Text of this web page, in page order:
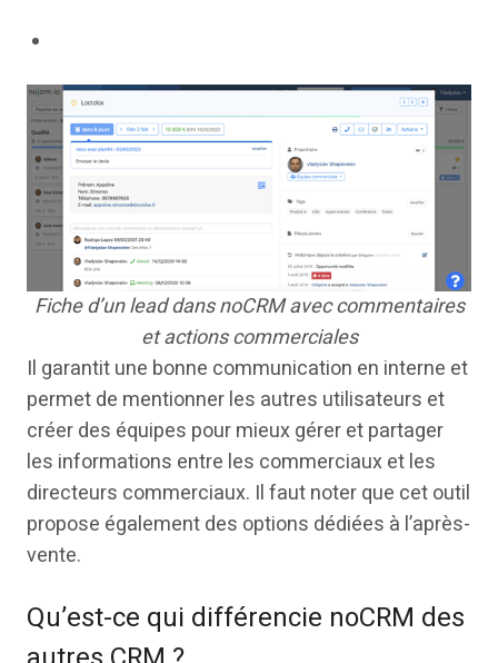
Fiche d’un lead dans noCRM avec commentaires
et actions commerciales
Il garantit une bonne communication en interne et
permet de mentionner les autres utilisateurs et
créer des équipes pour mieux gérer et partager
les informations entre les commerciaux et les
directeurs commerciaux. Il faut noter que cet outil
propose également des options dédiées à l’après-
vente.
Qu’est-ce qui différencie noCRM des